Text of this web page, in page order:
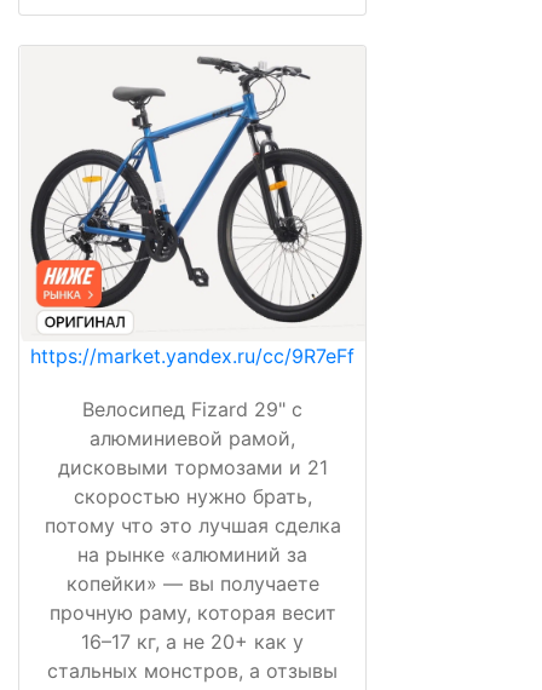
https://market.yandex.ru/cc/9R7eFf
Велосипед Fizard 29" с
алюминиевой рамой,
дисковыми тормозами и 21
скоростью нужно брать,
потому что это лучшая сделка
на рынке «алюминий за
копейки» — вы получаете
прочную раму, которая весит
16–17 кг, а не 20+ как у
стальных монстров, а отзывы